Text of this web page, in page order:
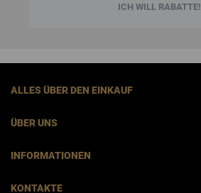
ICH WILL RABATTE!
ALLES ÜBER DEN EINKAUF
ÜBER UNS
INFORMATIONEN
KONTAKTE